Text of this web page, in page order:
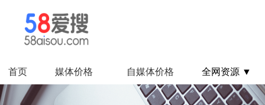
首页 媒体价格 自媒体价格 全网资源 ▼